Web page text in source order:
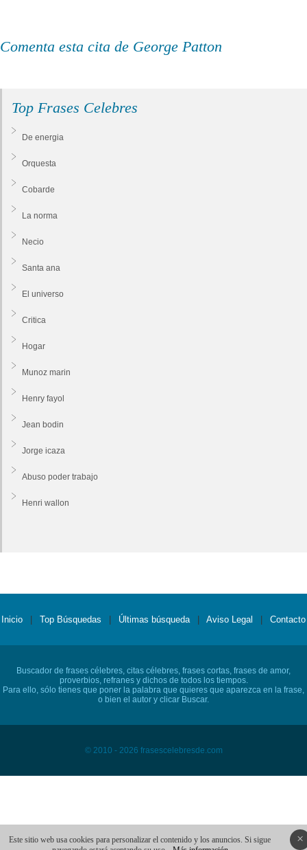
Comenta esta cita de George Patton
Top Frases Celebres
De energia
Orquesta
Cobarde
La norma
Necio
Santa ana
El universo
Critica
Hogar
Munoz marin
Henry fayol
Jean bodin
Jorge icaza
Abuso poder trabajo
Henri wallon
Inicio Top Búsquedas Últimas búsqueda Aviso Legal Contacto
Buscador de frases célebres, citas célebres, frases cortas, frases de amor,
proverbios, refranes y dichos de todos los tiempos.
Para ello, sólo tienes que poner la palabra que quieres que aparezca en la frase,
o bien el autor y clicar Buscar.
© 2010 - 2026 frasescelebresde.com
×
Este sitio web usa cookies para personalizar el contenido y los anuncios. Si sigue